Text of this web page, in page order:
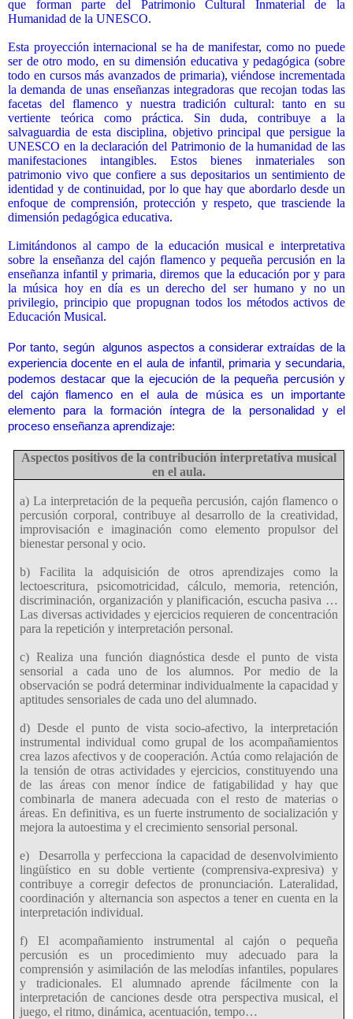
que forman parte del Patrimonio Cultural Inmaterial de la
Humanidad de la UNESCO.
Esta proyección internacional se ha de manifestar, como no puede
ser de otro modo, en su dimensión educativa y pedagógica (sobre
todo en cursos más avanzados de primaria), viéndose incrementada
la demanda de unas enseñanzas integradoras que recojan todas las
facetas del flamenco y nuestra tradición cultural: tanto en su
vertiente teórica como práctica. Sin duda, contribuye a la
salvaguardia de esta disciplina, objetivo principal que persigue la
UNESCO en la declaración del Patrimonio de la humanidad de las
manifestaciones intangibles. Estos bienes inmateriales son
patrimonio vivo que confiere a sus depositarios un sentimiento de
identidad y de continuidad, por lo que hay que abordarlo desde un
enfoque de comprensión, protección y respeto, que trasciende la
dimensión pedagógica educativa.
Limitándonos al campo de la educación musical e interpretativa
sobre la enseñanza del cajón flamenco y pequeña percusión en la
enseñanza infantil y primaria, diremos que la educación por y para
la música hoy en día es un derecho del ser humano y no un
privilegio, principio que propugnan todos los métodos activos de
Educación Musical.
Por tanto, según
algunos aspectos a considerar extraídas de la
experiencia docente en el aula de infantil, primaria y secundaria,
podemos destacar que la ejecución de la pequeña percusión y
del cajón flamenco en el aula de música es un importante
elemento para la formación íntegra de la personalidad y el
proceso enseñanza aprendizaje:
Aspectos positivos de la contribución interpretativa musical
en el aula.
a) La interpretación de la pequeña percusión, cajón flamenco o
percusión corporal, contribuye al desarrollo de la creatividad,
improvisación e imaginación como elemento propulsor del
bienestar personal y ocio.
b) Facilita la adquisición de otros aprendizajes como la
lectoescritura, psicomotricidad, cálculo, memoria, retención,
discriminación, organización y planificación, escucha pasiva …
Las diversas actividades y ejercicios requieren de concentración
para la repetición y interpretación personal.
c) Realiza una función diagnóstica desde el punto de vista
sensorial a cada uno de los alumnos. Por medio de la
observación se podrá determinar individualmente la capacidad y
aptitudes sensoriales de cada uno del alumnado.
d) Desde el punto de vista socio-afectivo, la interpretación
instrumental individual como grupal de los acompañamientos
crea lazos afectivos y de cooperación. Actúa como relajación de
la tensión de otras actividades y ejercicios, constituyendo una
de las áreas con menor índice de fatigabilidad y hay que
combinarla de manera adecuada con el resto de materias o
áreas. En definitiva, es un fuerte instrumento de socialización y
mejora la autoestima y el crecimiento sensorial personal.
e)
Desarrolla y perfecciona la capacidad de desenvolvimiento
lingüístico en su doble vertiente (comprensiva-expresiva) y
contribuye a corregir defectos de pronunciación. Lateralidad,
coordinación y alternancia son aspectos a tener en cuenta en la
interpretación individual.
f) El acompañamiento instrumental al cajón o pequeña
percusión es un procedimiento muy adecuado para la
comprensión y asimilación de las melodías infantiles, populares
y tradicionales. El alumnado aprende fácilmente con la
interpretación de canciones desde otra perspectiva musical, el
juego, el ritmo, dinámica, acentuación, tempo…